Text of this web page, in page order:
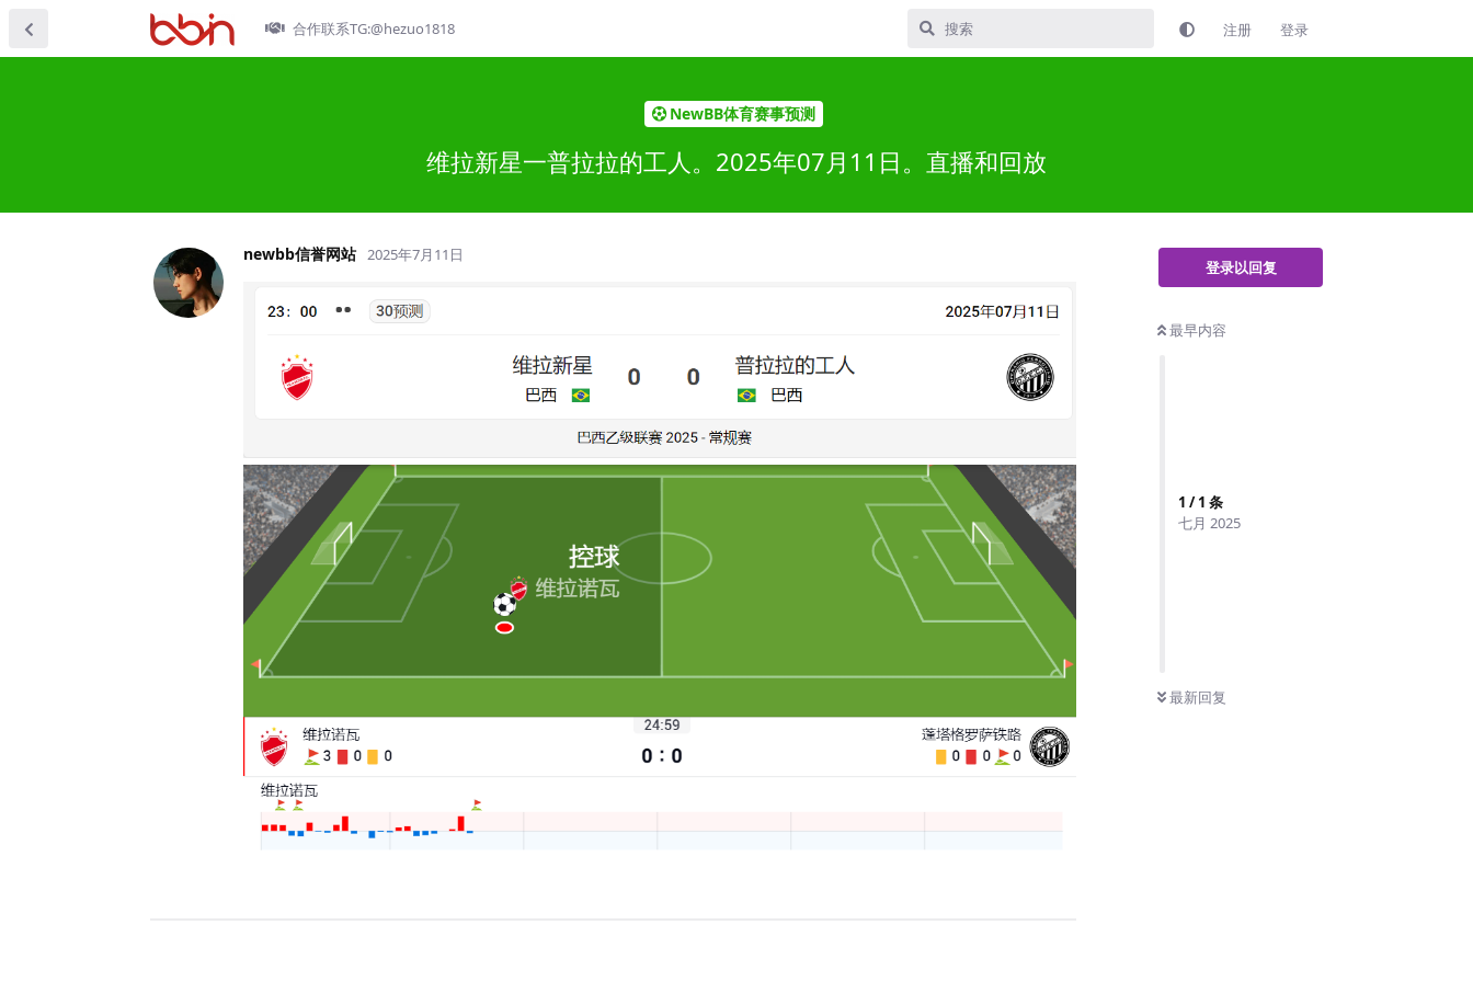
合作联系TG:@hezuo1818 注册 登录
NewBB体育赛事预测
维拉新星一普拉拉的工人。2025年07月11日。直播和回放
登录以回复
最早内容
1 /1 条
七月 2025
最新回复
newbb信誉网站 2025年7月11日